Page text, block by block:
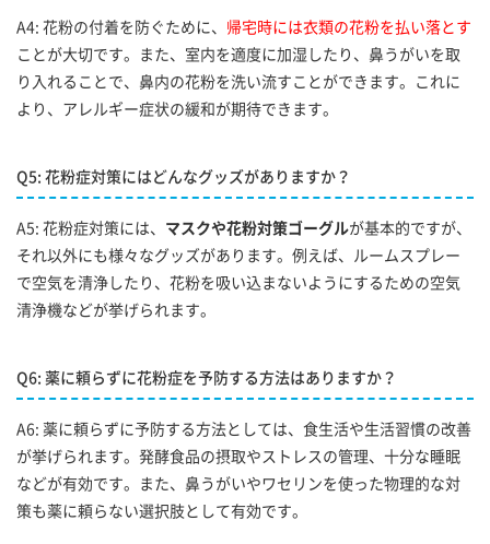
A4: 花粉の付着を防ぐために、 帰宅時には衣類の花粉を払い落とす
ことが大切です。また、室内を適度に加湿したり、鼻うがいを取
り入れることで、鼻内の花粉を洗い流すことができます。これに
より、アレルギー症状の緩和が期待できます。
Q5: 花粉症対策にはどんなグッズがありますか？
A5: 花粉症対策には、 マスクや花粉対策ゴーグルが基本的ですが、
それ以外にも様々なグッズがあります。例えば、ルームスプレー
で空気を清浄したり、花粉を吸い込まないようにするための空気
清浄機などが挙げられます。
Q6: 薬に頼らずに花粉症を予防する方法はありますか？
A6: 薬に頼らずに予防する方法としては、食生活や生活習慣の改善
が挙げられます。発酵食品の摂取やストレスの管理、十分な睡眠
などが有効です。また、鼻うがいやワセリンを使った物理的な対
策も薬に頼らない選択肢として有効です。